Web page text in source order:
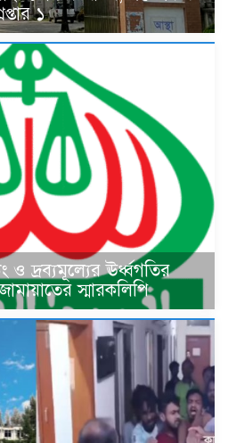
১
দ্রব্যমূল্যের ঊর্ধ্বগতির
স্মারকলিপি